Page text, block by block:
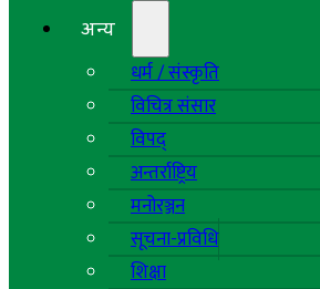
अन्य
धर्म / संस्कृति
विचित्र संसार
विपद्
अन्तर्राष्ट्रिय
मनोरञ्जन
सूचना-प्रविधि
शिक्षा